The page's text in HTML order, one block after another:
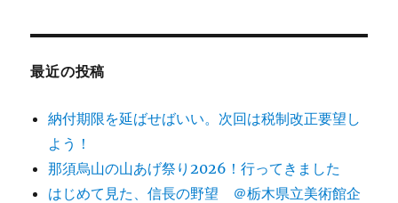
ン
最近の投稿
納付期限を延ばせばいい。次回は税制改正要望し
よう！
那須烏山の山あげ祭り2026！行ってきました
はじめて見た、信長の野望 ＠栃木県立美術館企